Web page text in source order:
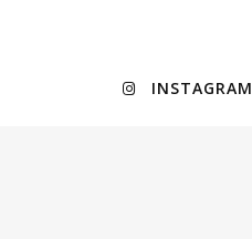
INSTAGRAM